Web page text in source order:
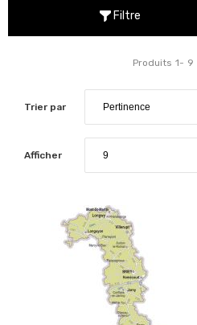
Filtre
Trier par
Produits 1- 9
Afficher